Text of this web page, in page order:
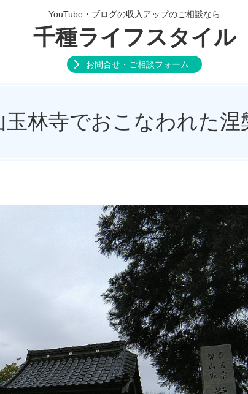
YouTube・ブログの収入アップのご相談なら
千種ライフスタイル
お問合せ・ご相談フォーム
玉林寺でおこなわれた